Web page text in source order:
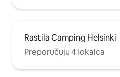
Rastila Camping Helsinki
Preporučuju 4 lokalca